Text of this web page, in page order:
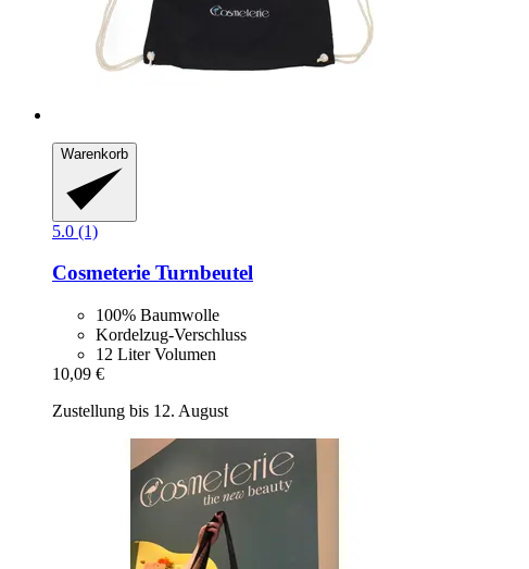
Warenkorb
5.0 (1)
Cosmeterie Turnbeutel
100% Baumwolle
Kordelzug-Verschluss
12 Liter Volumen
10,09 €
Zustellung bis 12. August